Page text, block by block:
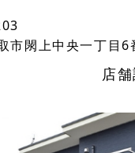
市閖上中央一丁目6
店